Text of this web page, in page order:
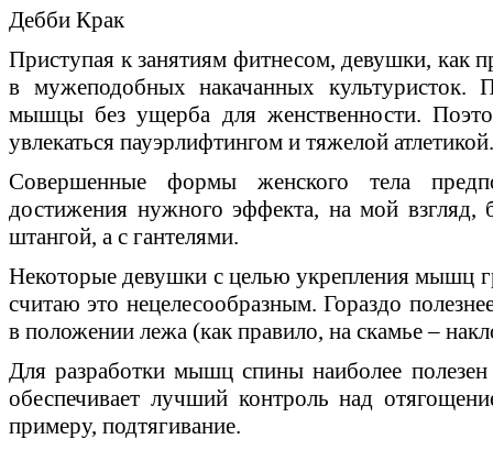
Дебби Крак
Приступая к занятиям фитнесом, девушки, как
в мужеподобных накачанных культуристок.
мышцы без ущерба для женственности.
увлекаться пауэрлифтингом и тяжелой атлетикой.
Совершенные формы женского тела
достижения нужного эффекта, на мой взгляд,
штангой, а с гантелями.
Некоторые девушки с целью укрепления мышц
считаю это нецелесообразным. Гораздо
в положении лежа (как правило, на скамье –
Для разработки мышц спины наиболее
обеспечивает лучший контроль над
примеру, подтягивание.